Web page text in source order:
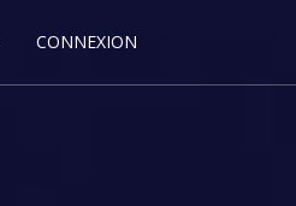
CONNEXION